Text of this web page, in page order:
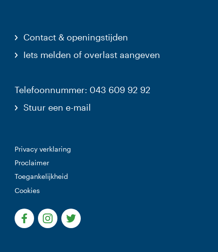
Contact & openingstijden
Iets melden of overlast aangeven
Telefoonnummer: 043 609 92 92
Stuur een e-mail
Privacy verklaring
Proclaimer
Toegankelijkheid
Cookies
(Deze link gaat naar een externe website)
(Deze link gaat naar een externe website)
(Deze link gaat naar een externe